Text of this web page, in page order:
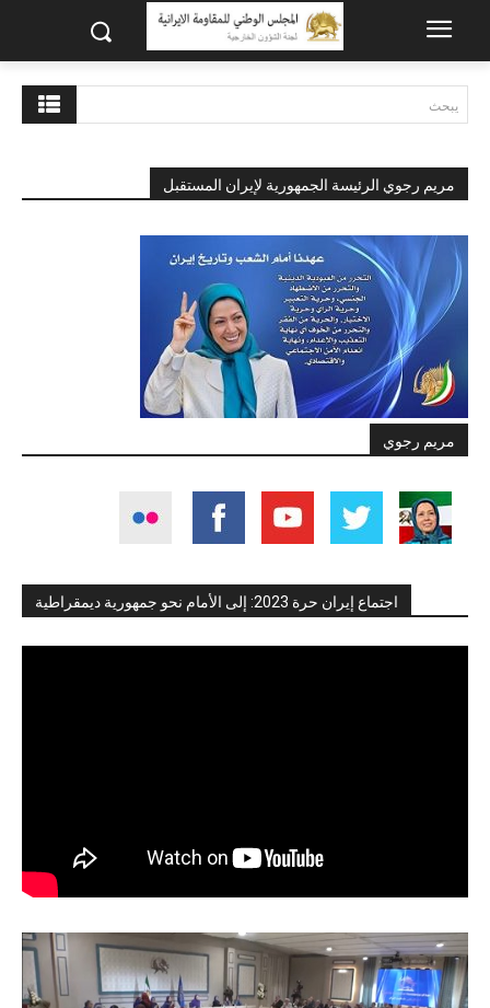
يبحث
مريم رجوي الرئيسة الجمهورية لإيران المستقبل
مريم رجوي
اجتماع إيران حرة 2023: إلى الأمام نحو جمهورية ديمقراطية